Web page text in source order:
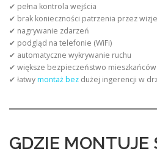
✔ pełna kontrola wejścia
✔ brak konieczności patrzenia przez
✔ nagrywanie zdarzeń
✔ podgląd na telefonie (WiFi)
✔ automatyczne wykrywanie ruchu
✔ większe bezpieczeństwo mieszkańców
✔ łatwymontaż bez dużej ingerencji w
GDZIE MONTUJE